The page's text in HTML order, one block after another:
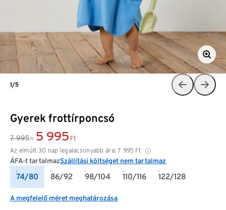
Gyerek frottírponcsó
7 995 Ft 5 995 Ft
Az elmúlt 30 nap legalacsonyabb ára: 7 995 Ft
ÁFA-t tartalmazSzállítási költséget nem tartalmaz
74/80 86/92 98/104 110/116 122/128
A megfelelő méret meghatározása
1/5